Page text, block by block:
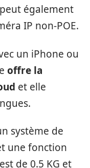
également
IP non-POE.
un iPhone ou
offre la
et elle
système de
une fonction
de 0.5 KG et